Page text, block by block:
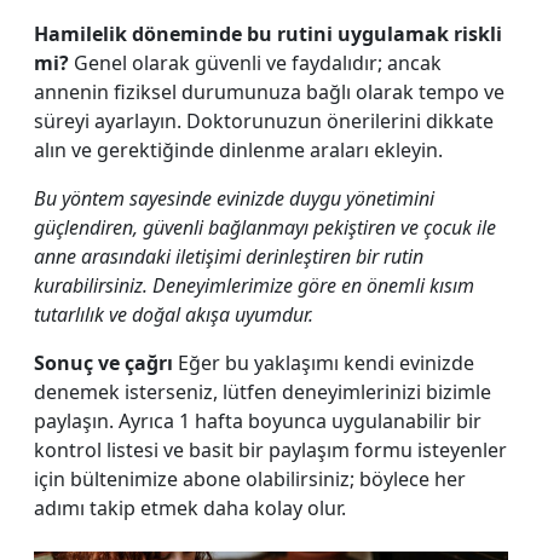
Hamilelik döneminde bu rutini uygulamak riskli
mi? Genel olarak güvenli ve faydalıdır; ancak
annenin fiziksel durumunuza bağlı olarak tempo ve
süreyi ayarlayın. Doktorunuzun önerilerini dikkate
alın ve gerektiğinde dinlenme araları ekleyin.
Bu yöntem sayesinde evinizde duygu yönetimini
güçlendiren, güvenli bağlanmayı pekiştiren ve çocuk ile
anne arasındaki iletişimi derinleştiren bir rutin
kurabilirsiniz. Deneyimlerimize göre en önemli kısım
tutarlılık ve doğal akışa uyumdur.
Sonuç ve çağrı Eğer bu yaklaşımı kendi evinizde
denemek isterseniz, lütfen deneyimlerinizi bizimle
paylaşın. Ayrıca 1 hafta boyunca uygulanabilir bir
kontrol listesi ve basit bir paylaşım formu isteyenler
için bültenimize abone olabilirsiniz; böylece her
adımı takip etmek daha kolay olur.